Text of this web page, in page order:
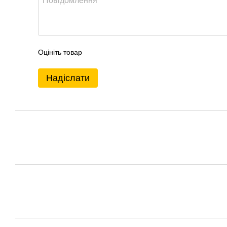
Оцініть товар
Надіслати